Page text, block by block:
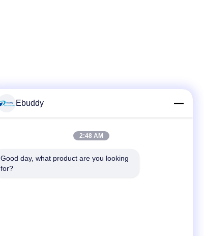
Ebuddy
2:48 AM
Good day, what product are you looking
for?